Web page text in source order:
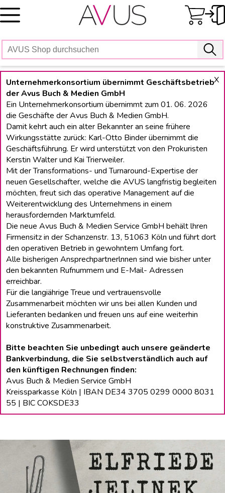
Skip
to
X
Unternehmerkonsortium übernimmt Geschäftsbetrieb
der Avus Buch & Medien GmbH
Ein Unternehmerkonsortium übernimmt zum 01. 06. 2026
die Geschäfte der Avus Buch & Medien GmbH.
Damit kehrt auch ein alter Bekannter an seine frühere
Wirkungsstätte zurück: Karl-Otto Binder übernimmt die
Geschäftsführung. Er wird unterstützt von den Prokuristen
Kerstin Walter und Kai Trierweiler.
Mit der Transformations- und Turnaround-Expertise der
neuen Gesellschafter, welche die AVUS langfristig begleiten
möchten, freut sich das operative Management auf die
Weiterentwicklung des Unternehmens in einem
herausfordernden Marktumfeld.
Die neue Avus Buch & Medien Service GmbH behält lhren
Firmensitz in der Schanzenstr. 13, 51063 Köln und führt dort
den operativen Betrieb in gewohntem Umfang fort.
Alle bisherigen Ansprechpartnerlnnen sind wie bisher unter
den bekannten Rufnummern und E-Mail- Adressen
erreichbar.
Für die langiährige Treue und vertrauensvolle
Zusammenarbeit möchten wir uns bei allen Kunden und
Lieferanten bedanken und freuen uns auf eine weiterhin
konstruktive Zusammenarbeit.
Bitte beachten Sie unbedingt auch unsere geänderte
Bankverbindung, die Sie selbstverständlich auch auf
den künftigen Rechnungen finden:
Avus Buch & Medien Service GmbH
Kreissparkasse Köln | IBAN DE34 3705 0299 0000 8031
55 | BIC COKSDE33